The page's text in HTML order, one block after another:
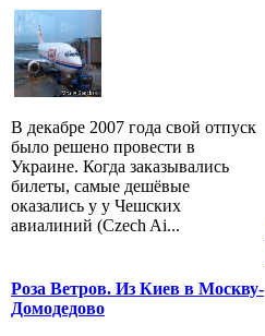
В декабре 2007 года свой отпуск
было решено провести в
Украине. Когда заказывались
билеты, самые дешёвые
оказались у у Чешских
авиалиний (Czech Ai...
Роза Ветров. Из Киев в Москву-
Домодедово